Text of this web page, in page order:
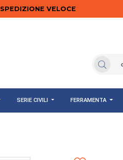
SPEDIZIONE VELOCE
SERIE CIVILI FERRAMENTA